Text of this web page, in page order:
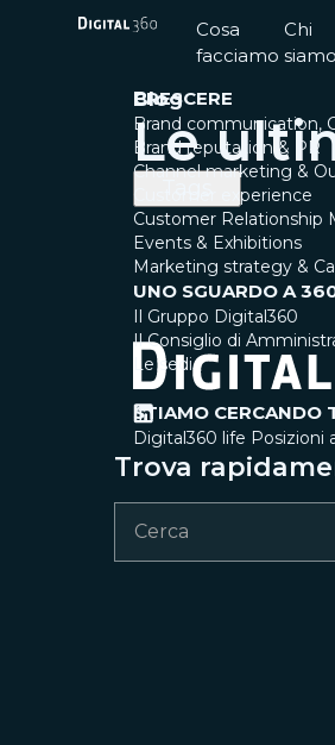
Cosa
facciamo
Chi
siamo
CRESCERE
Brand communication,
Brand reputation & PR
Channel marketing &
Customer experience
Customer Relationship
Events & Exhibitions
Marketing strategy &
UNO SGUARDO A
Il Gruppo Digital360
Il Consiglio di
Le sedi
STIAMO CERCANDO
Digital360 life Posizioni
Trova
Blog
Le